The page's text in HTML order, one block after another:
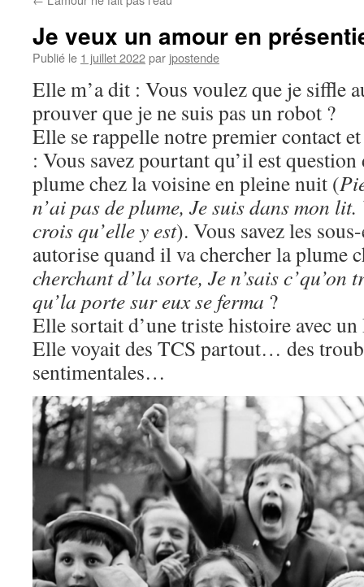
Je veux un amour en
Publié le 1 juillet 2022par jpostende
Elle m’a dit : Vous voulez que je siffle
prouver que je ne suis pas un robot ?
Elle se rappelle notre premier contact
: Vous savez pourtant qu’il est
plume chez la voisine en pleine nuit (
n’ai pas de plume, Je suis dans mon
crois qu’elle y est). Vous savez les
autorise quand il va chercher la plume
cherchant d’la sorte, Je n’sais
qu’la porte sur eux se ferma ?
Elle sortait d’une triste histoire avec
Elle voyait des TCS partout… des
sentimentales…